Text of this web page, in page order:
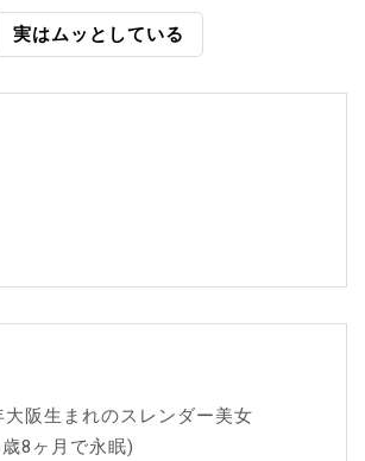
実はムッとしている
大阪生まれのスレンダー美女
8ヶ月で永眠)